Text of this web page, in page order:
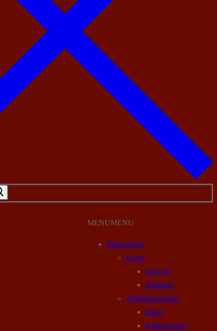
MENUMENU
Blankvåben
Knive
survival
foldekniv
Arbejdsredskaber
Økser
Køkkenknive